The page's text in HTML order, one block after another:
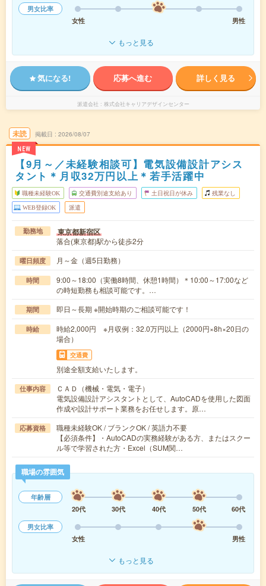
男女比率
女性
男性
もっと見る
気になる! 応募へ進む 詳しく見る
派遣会社 株式会社キャリアデザインセンター
未読
NEW
掲載日 2026/08/07
【9月～／未経験相談可】電気設備設計アシス
タント＊月収32万円以上＊若手活躍中
職種未経験OK 交通費別途支給あり 土日祝日が休み 残業なし
WEB登録OK 派遣
勤務地 東京都新宿区
落合(東京都)駅から徒歩2分
曜日頻度 月～金（週5日勤務）
時間
9:00～18:00（実働8時間、休憩1時間）＊10:00～17:00など
の時短勤務も相談可能です。…
期間 即日～長期 ※開始時期のご相談可能です！
時給
時給2,000円 ※月収例：32.0万円以上（2000円×8h×20日の
場合）
交通費
別途全額支給いたします。
仕事内容
ＣＡＤ（機械・電気・電子）
電気設備設計アシスタントとして、AutoCADを使用した図面
作成や設計サポート業務をお任せします。原…
応募資格
職種未経験OK / ブランクOK / 英語力不要
【必須条件】・AutoCADの実務経験がある方、またはスクー
ル等で学習された方・Excel（SUM関…
職場の雰囲気
年齢層
20代
30代 40代 50代
60代
男女比率
女性
男性
もっと見る